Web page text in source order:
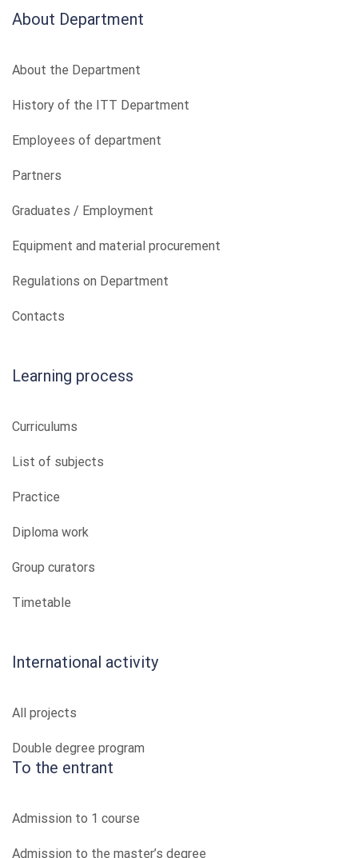
About Department
About the Department
History of the ITT Department
Employees of department
Partners
Graduates / Employment
Equipment and material procurement
Regulations on Department
Contacts
Learning process
Curriculums
List of subjects
Practice
Diploma work
Group curators
Timetable
International activity
All projects
Double degree program
To the entrant
Admission to 1 course
Admission to the master’s degree